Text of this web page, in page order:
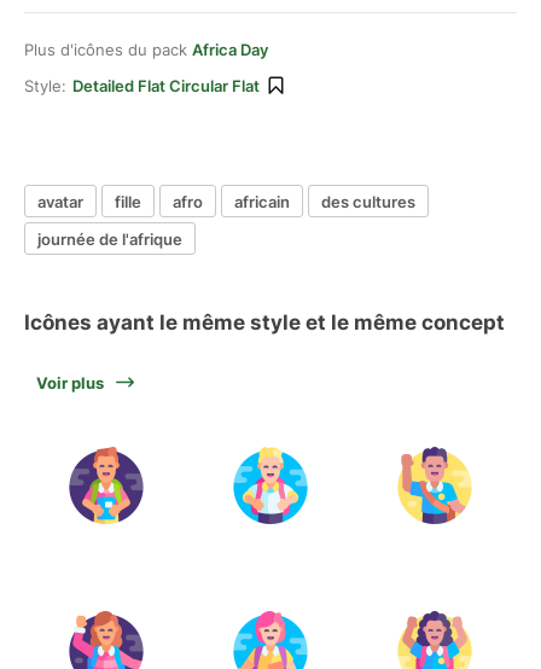
Plus d'icônes du pack Africa Day
Style: Detailed Flat Circular Flat
avatar fille afro africain
des cultures
journée de l'afrique
Icônes ayant le même style et le même concept
Voir plus